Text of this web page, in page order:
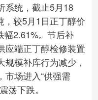
系统，截止5月18
，较5月1日正丁醇价
幅2.61%。节后补
应端正丁醇检修装置
模补库行为减少，
市场进入“供强需
荡下跌。